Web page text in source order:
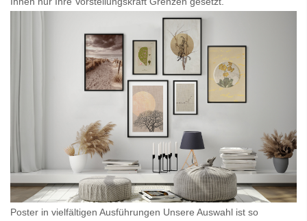
Poster in vielfältigen Ausführungen Unsere Auswahl ist so